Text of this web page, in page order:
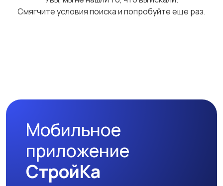
Смягчите условия поиска и попробуйте еще раз.
Мобильное
приложение
СтройКа